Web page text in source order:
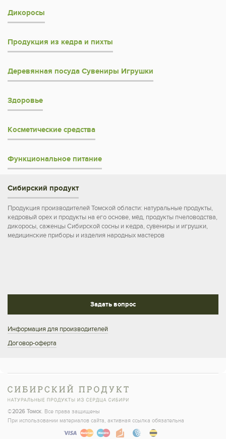
Дикоросы
Продукция из кедра и пихты
Деревянная посуда Сувениры Игрушки
Здоровье
Косметические средства
Функциональное питание
Сибирский продукт
Продукция производителей Томской области: натуральные продукты,
кедровый орех и продукты на его основе, мёд, продукты пчеловодства,
дикоросы, саженцы Сибирской сосны и кедра, сувениры и игрушки,
медицинские приборы и изделия народных мастеров
Задать вопрос
Информация для производителей
Договор-оферта
©2026 Томск. Все права защищены
При использовании материалов сайта, активная ссылка обязательна